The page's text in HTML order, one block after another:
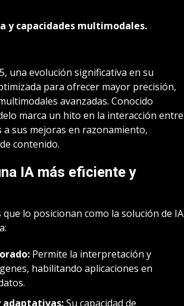
y capacidades multimodales.
una evolución significativa en su
para ofrecer mayor precisión,
avanzadas. Conocido
marca un hito en la interacción entre
sus mejoras en razonamiento,
contenido.
IA más eficiente y
lo posicionan como la solución de IA
Permite la interpretación y
habilitando aplicaciones en
adaptativas:Su capacidad de